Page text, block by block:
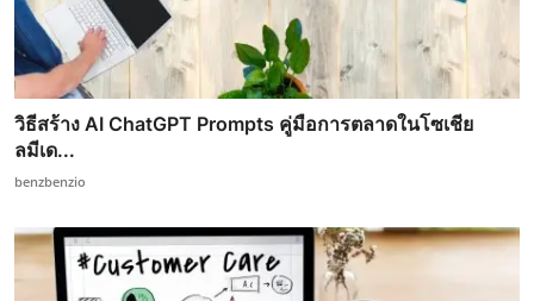
วิธีสร้าง AI ChatGPT Prompts คู่มือการตลาดในโซเชีย
ลมีเด...
benzbenzio